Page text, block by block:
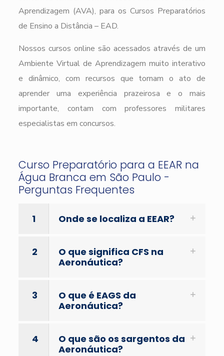
Aprendizagem (AVA), para os Cursos Preparatórios
de Ensino a Distância – EAD.
Nossos cursos online são acessados através de um
Ambiente Virtual de Aprendizagem muito interativo
e dinâmico, com recursos que tornam o ato de
aprender uma experiência prazeirosa e o mais
importante, contam com professores militares
especialistas em concursos.
Curso Preparatório para a EEAR na
Água Branca em São Paulo -
Perguntas Frequentes
1 Onde se localiza a EEAR?
2
O que significa CFS na
Aeronáutica?
3
O que é EAGS da
Aeronáutica?
4
O que são os sargentos da
Aeronáutica?